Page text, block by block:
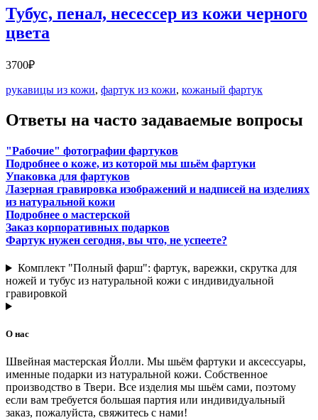
Тубус, пенал, несессер из кожи черного
цвета
3700₽
рукавицы из кожи, фартук из кожи, кожаный фартук
Ответы на часто задаваемые вопросы
"Рабочие" фотографии фартуков
Подробнее о коже, из которой мы шьём фартуки
Упаковка для фартуков
Лазерная гравировка изображений и надписей на изделиях
из натуральной кожи
Подробнее о мастерской
Заказ корпоративных подарков
Фартук нужен сегодня, вы что, не успеете?
Комплект "Полный фарш": фартук, варежки, скрутка для
ножей и тубус из натуральной кожи с индивидуальной
гравировкой
О нас
Швейная мастерская Йолли. Мы шьём фартуки и аксессуары,
именные подарки из натуральной кожи. Собственное
производство в Твери. Все изделия мы шьём сами, поэтому
если вам требуется большая партия или индивидуальный
заказ, пожалуйста, свяжитесь с нами!